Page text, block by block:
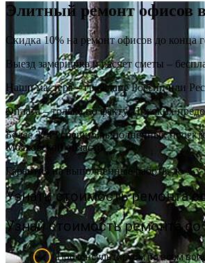
Элитный ремонт офисов
Скидка 10% на ремонт офисов до конца
Выезд замерщика и расчет сметы –
Наши мастера – граждане России или
Оплата – только по факту. Никаких
Более 374 успешно выполненных
Московской области.
Гарантия на выполненные работы до 3-х
Узнать стоимость ремонта
Узнай стоимость ремонта со
Проконсультируем по всем